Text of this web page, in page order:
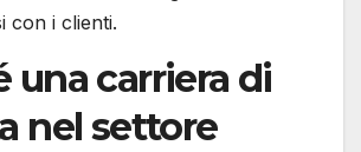
con i clienti.
una carriera di
nel settore